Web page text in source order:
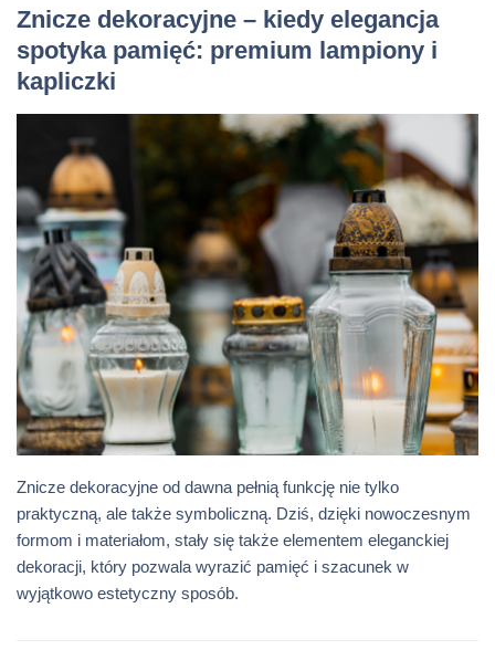
Znicze dekoracyjne – kiedy elegancja
spotyka pamięć: premium lampiony i
kapliczki
Znicze dekoracyjne od dawna pełnią funkcję nie tylko
praktyczną, ale także symboliczną. Dziś, dzięki nowoczesnym
formom i materiałom, stały się także elementem eleganckiej
dekoracji, który pozwala wyrazić pamięć i szacunek w
wyjątkowo estetyczny sposób.